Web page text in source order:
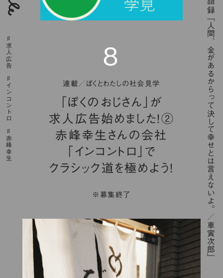
「人間、金があるからって決して幸せとは言えないよ。／車寅次郎」
８
連載／ぼくとわたしの社会見学
「ぼくのおじさん」が
求人広告始めました！②
赤峰幸生さんの会社
「インコントロ」で
クラシック道を極めよう！
※募集終了
求人広告
インコントロ
赤峰幸生